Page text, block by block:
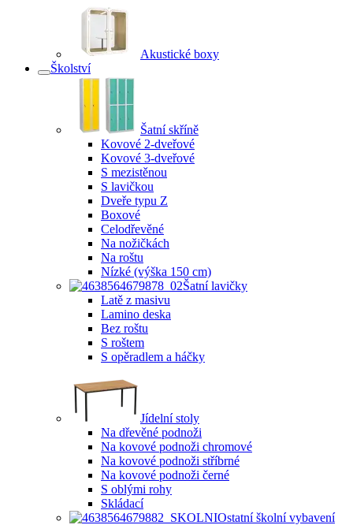
Akustické boxy
Školství
Šatní skříně
Kovové 2-dveřové
Kovové 3-dveřové
S mezistěnou
S lavičkou
Dveře typu Z
Boxové
Celodřevěné
Na nožičkách
Na roštu
Nízké (výška 150 cm)
Šatní lavičky
Latě z masivu
Lamino deska
Bez roštu
S roštem
S opěradlem a háčky
Jídelní stoly
Na dřevěné podnoži
Na kovové podnoži chromové
Na kovové podnoži stříbrné
Na kovové podnoži černé
S oblými rohy
Skládací
Ostatní školní vybavení